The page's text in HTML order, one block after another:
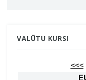
VALŪTU KURSI